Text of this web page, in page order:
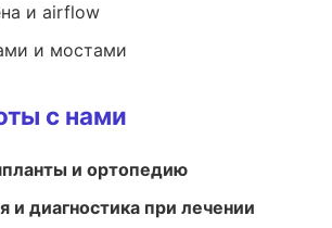
и airflow
и мостами
с нами
и ортопедию
и диагностика при лечении